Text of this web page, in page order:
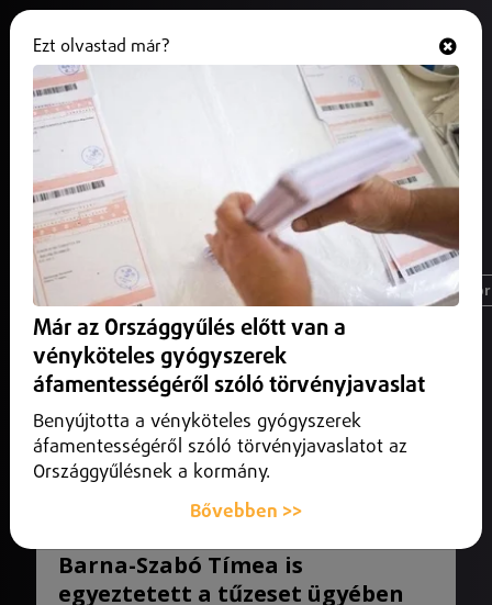
#Nyírbátor
Magyarország Nyíregyháza Üzlet
Barna-Szabó Tímea is
egyeztetett a tűzeset ügyében
Ezt olvastad már?
Már az Országgyűlés előtt van a
vényköteles gyógyszerek
áfamentességéről szóló törvényjavaslat
Benyújtotta a vényköteles gyógyszerek
áfamentességéről szóló törvényjavaslatot az
Országgyűlésnek a kormány.
Bővebben >>